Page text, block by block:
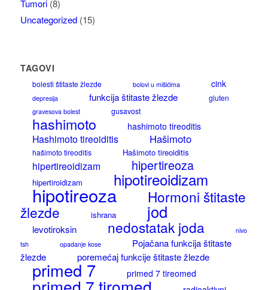
Tumori(8)
Uncategorized(15)
TAGOVI
bolesti štitaste žlezde bolovi u mišićima cink
depresija funkcija štitaste žlezde gluten
gravesova bolest gusavost
hashimoto hashimoto tireoditis
Hashimoto tireoiditis Hašimoto
hašimoto tireoditis Hašimoto tireoiditis
hipertireoidizam hipertireoza
hipertiroidizam hipotireoidizam
hipotireoza
Hormoni štitaste
žlezde
ishrana jod
levotiroksin nedostatak joda
nivo
tsh
opadanje kose
Pojačana funkcija štitaste
žlezde
poremećaj funkcije štitaste žlezde
primed 7 primed 7 tireomed